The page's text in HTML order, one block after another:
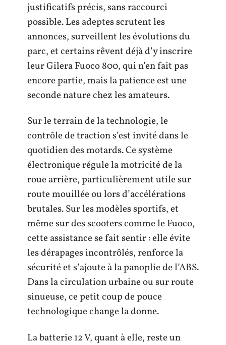
justificatifs précis, sans raccourci
possible. Les adeptes scrutent les
annonces, surveillent les évolutions du
parc, et certains rêvent déjà d’y inscrire
leur Gilera Fuoco 800, qui n’en fait pas
encore partie, mais la patience est une
seconde nature chez les amateurs.
Sur le terrain de la technologie, le
contrôle de traction s’est invité dans le
quotidien des motards. Ce système
électronique régule la motricité de la
roue arrière, particulièrement utile sur
route mouillée ou lors d’accélérations
brutales. Sur les modèles sportifs, et
même sur des scooters comme le Fuoco,
cette assistance se fait sentir : elle évite
les dérapages incontrôlés, renforce la
sécurité et s’ajoute à la panoplie de l’ABS.
Dans la circulation urbaine ou sur route
sinueuse, ce petit coup de pouce
technologique change la donne.
La batterie 12 V, quant à elle, reste un